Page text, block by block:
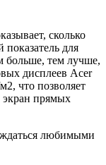
сколько
для
больше, тем лучше,
дисплеев Acer
что позволяет
экран прямых
любимыми